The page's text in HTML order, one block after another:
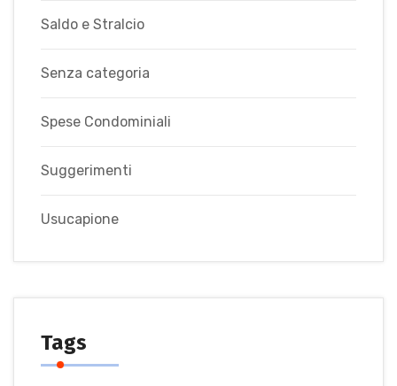
Saldo e Stralcio
Senza categoria
Spese Condominiali
Suggerimenti
Usucapione
Tags